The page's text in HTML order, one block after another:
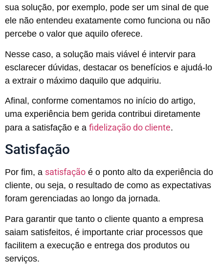
sua solução, por exemplo, pode ser um sinal de que
ele não entendeu exatamente como funciona ou não
percebe o valor que aquilo oferece.
Nesse caso, a solução mais viável é intervir para
esclarecer dúvidas, destacar os benefícios e ajudá-lo
a extrair o máximo daquilo que adquiriu.
Afinal, conforme comentamos no início do artigo,
uma experiência bem gerida contribui diretamente
para a satisfação e a fidelização do cliente.
Satisfação
Por fim, a satisfação é o ponto alto da experiência do
cliente, ou seja, o resultado de como as expectativas
foram gerenciadas ao longo da jornada.
Para garantir que tanto o cliente quanto a empresa
saiam satisfeitos, é importante criar processos que
facilitem a execução e entrega dos produtos ou
serviços.